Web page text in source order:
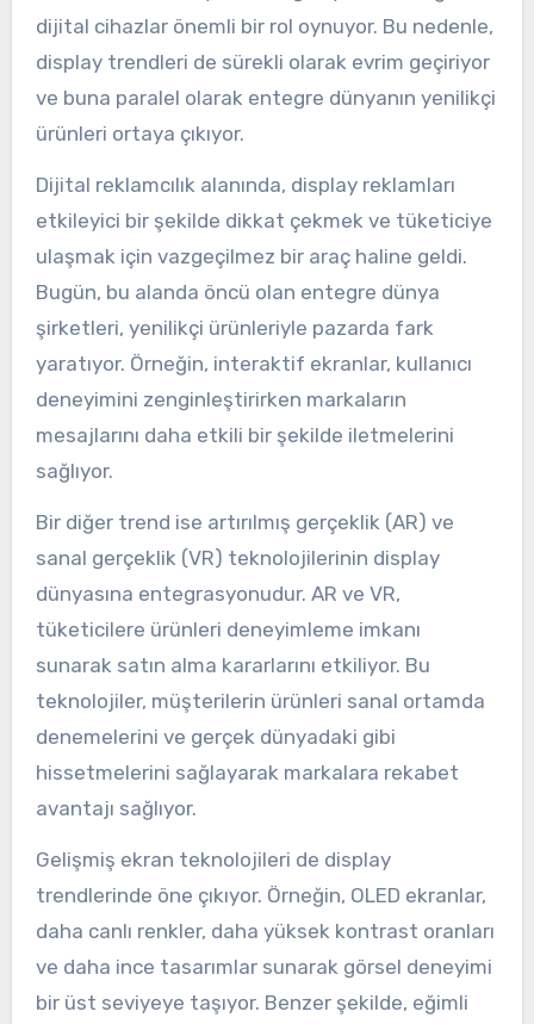
dijital cihazlar önemli bir rol oynuyor. Bu nedenle,
display trendleri de sürekli olarak evrim geçiriyor
ve buna paralel olarak entegre dünyanın yenilikçi
ürünleri ortaya çıkıyor.
Dijital reklamcılık alanında, display reklamları
etkileyici bir şekilde dikkat çekmek ve tüketiciye
ulaşmak için vazgeçilmez bir araç haline geldi.
Bugün, bu alanda öncü olan entegre dünya
şirketleri, yenilikçi ürünleriyle pazarda fark
yaratıyor. Örneğin, interaktif ekranlar, kullanıcı
deneyimini zenginleştirirken markaların
mesajlarını daha etkili bir şekilde iletmelerini
sağlıyor.
Bir diğer trend ise artırılmış gerçeklik (AR) ve
sanal gerçeklik (VR) teknolojilerinin display
dünyasına entegrasyonudur. AR ve VR,
tüketicilere ürünleri deneyimleme imkanı
sunarak satın alma kararlarını etkiliyor. Bu
teknolojiler, müşterilerin ürünleri sanal ortamda
denemelerini ve gerçek dünyadaki gibi
hissetmelerini sağlayarak markalara rekabet
avantajı sağlıyor.
Gelişmiş ekran teknolojileri de display
trendlerinde öne çıkıyor. Örneğin, OLED ekranlar,
daha canlı renkler, daha yüksek kontrast oranları
ve daha ince tasarımlar sunarak görsel deneyimi
bir üst seviyeye taşıyor. Benzer şekilde, eğimli